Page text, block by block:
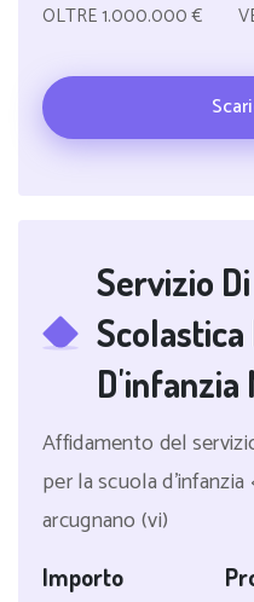
OLTRE 1.000.000 €
Servizio
Scolastica
D'infanzia
Affidamento del
per la scuola d'infanzia
arcugnano (vi)
Importo